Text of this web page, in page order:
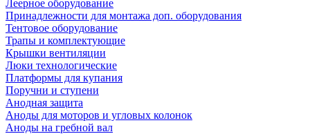
Леерное оборудование
Принадлежности для монтажа доп. оборудования
Тентовое оборудование
Трапы и комплектующие
Крышки вентиляции
Люки технологические
Платформы для купания
Поручни и ступени
Анодная защита
Аноды для моторов и угловых колонок
Аноды на гребной вал